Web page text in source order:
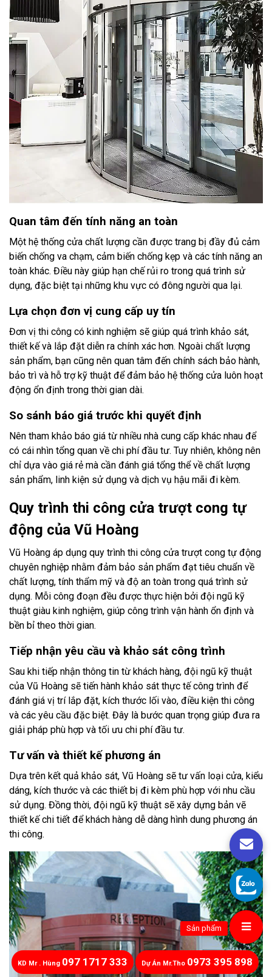
Quan tâm đến tính năng an toàn
Một hệ thống cửa chất lượng cần được trang bị đầy đủ cảm
biến chống va chạm, cảm biến chống kẹp và các tính năng an
toàn khác. Điều này giúp hạn chế rủi ro trong quá trình sử
dụng, đặc biệt tại những khu vực có đông người qua lại.
Lựa chọn đơn vị cung cấp uy tín
Đơn vị thi công có kinh nghiệm sẽ giúp quá trình khảo sát,
thiết kế và lắp đặt diễn ra chính xác hơn. Ngoài chất lượng
sản phẩm, bạn cũng nên quan tâm đến chính sách bảo hành,
bảo trì và hỗ trợ kỹ thuật để đảm bảo hệ thống cửa luôn hoạt
động ổn định trong thời gian dài.
So sánh báo giá trước khi quyết định
Nên tham khảo báo giá từ nhiều nhà cung cấp khác nhau để
có cái nhìn tổng quan về chi phí đầu tư. Tuy nhiên, không nên
chỉ dựa vào giá rẻ mà cần đánh giá tổng thể về chất lượng
sản phẩm, linh kiện sử dụng và dịch vụ hậu mãi đi kèm.
Quy trình thi công cửa trượt cong tự
động của Vũ Hoàng
Vũ Hoàng áp dụng quy trình thi công cửa trượt cong tự động
chuyên nghiệp nhằm đảm bảo sản phẩm đạt tiêu chuẩn về
chất lượng, tính thẩm mỹ và độ an toàn trong quá trình sử
dụng. Mỗi công đoạn đều được thực hiện bởi đội ngũ kỹ
thuật giàu kinh nghiệm, giúp công trình vận hành ổn định và
bền bỉ theo thời gian.
Tiếp nhận yêu cầu và khảo sát công trình
Sau khi tiếp nhận thông tin từ khách hàng, đội ngũ kỹ thuật
của Vũ Hoàng sẽ tiến hành khảo sát thực tế công trình để
đánh giá vị trí lắp đặt, kích thước lối vào, điều kiện thi công
và các yêu cầu đặc biệt. Đây là bước quan trọng giúp đưa ra
giải pháp phù hợp và tối ưu chi phí đầu tư.
Tư vấn và thiết kế phương án
Dựa trên kết quả khảo sát, Vũ Hoàng sẽ tư vấn loại cửa, kiểu
dáng, kích thước và các thiết bị đi kèm phù hợp với nhu cầu
sử dụng. Đồng thời, đội ngũ kỹ thuật sẽ xây dựng bản vẽ
thiết kế chi tiết để khách hàng dễ dàng hình dung phương án
thi công.
KD Mr . Hùng 097 1717 333 Dự Án Mr.Tho 0973 395 898
Sản phẩm